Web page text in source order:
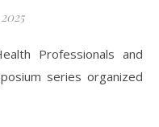
series organized